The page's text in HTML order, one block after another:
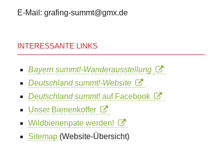
E-Mail: grafing-summt@gmx.de
INTERESSANTE LINKS
Bayern summt!-Wanderausstellung
Deutschland summt!-Website
Deutschland summt!auf Facebook
Unser Bienenkoffer
Wildbienenpate werden!
Sitemap (Website-Übersicht)